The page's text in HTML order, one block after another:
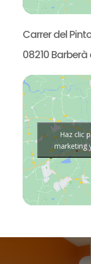
Carrer del
08210
Haz clic
marketing